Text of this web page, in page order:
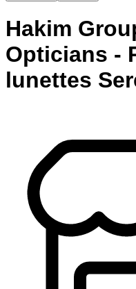
Hakim
Opticians -
lunettes